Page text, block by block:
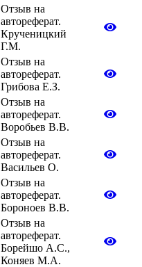
Отзыв на
автореферат.
Крученицкий
Г.М.
Отзыв на
автореферат.
Грибова Е.З.
Отзыв на
автореферат.
Воробьев В.В.
Отзыв на
автореферат.
Васильев О.
Отзыв на
автореферат.
Бороноев В.В.
Отзыв на
автореферат.
Борейшо А.С.,
Коняев М.А.